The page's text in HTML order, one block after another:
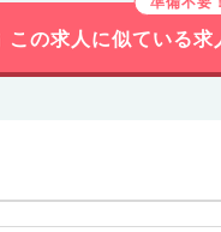
この求人に似ている求